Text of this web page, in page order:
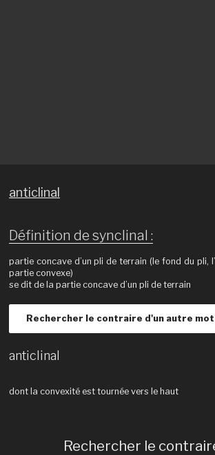
anticlinal
Définition de synclinal :
partie concave d’un pli de terrain (le fond du pli,
partie convexe)
se dit de la partie concave d’un pli de terrain
Rechercher le contraire d'un autre mot
anticlinal
dont la convexité est tournée vers le haut
Rechercher le